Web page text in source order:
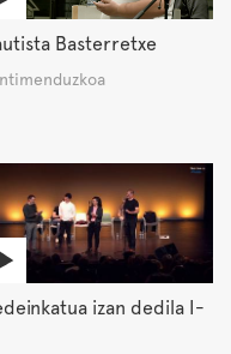
Basterretxe
izan dedila I-